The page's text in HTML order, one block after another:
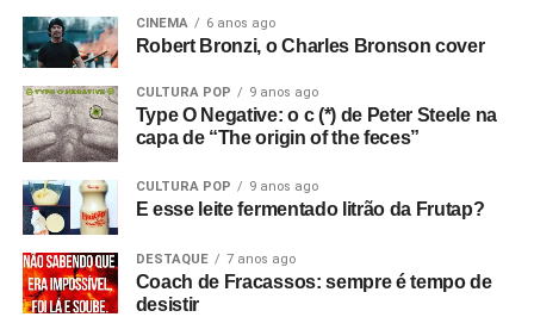
CINEMA 6 anos ago
Robert Bronzi, o Charles Bronson cover
CULTURA POP 9 anos ago
Type O Negative: o c (*) de Peter Steele na
capa de “The origin of the feces”
CULTURA POP 9 anos ago
E esse leite fermentado litrão da Frutap?
DESTAQUE 7 anos ago
Coach de Fracassos: sempre é tempo de
desistir